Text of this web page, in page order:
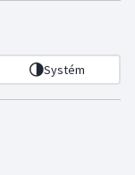
Systém